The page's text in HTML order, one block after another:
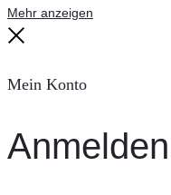
Suche
Mehr anzeigen
Mein Konto
Anmelden